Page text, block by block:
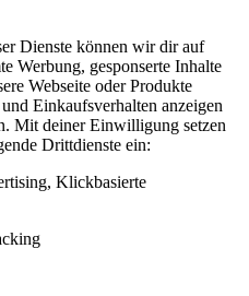
Dienste können wir dir auf
Werbung, gesponserte Inhalte
Webseite oder Produkte
Einkaufsverhalten anzeigen
Mit deiner Einwilligung setzen
Drittdienste ein:
Klickbasierte